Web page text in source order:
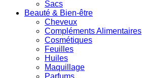
Sacs
Beauté & Bien-être
Cheveux
Compléments Alimentaires
Cosmétiques
Feuilles
Huiles
Maquillage
Parfums